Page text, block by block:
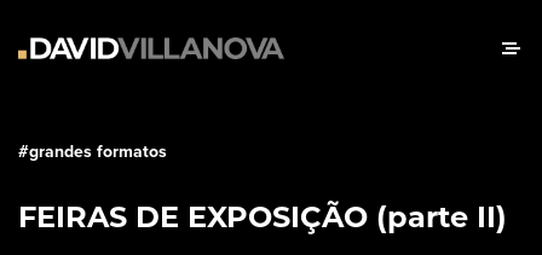
#grandes formatos
FEIRAS DE EXPOSIÇÃO (parte II)